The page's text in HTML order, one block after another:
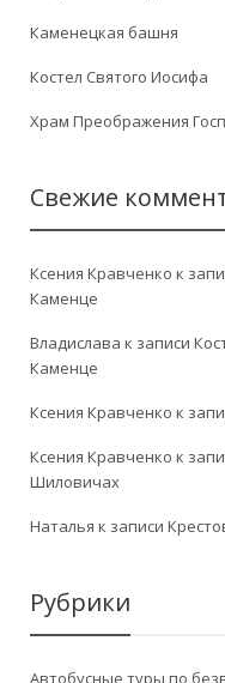
Каменецкая башня
Костел Святого Иосифа
Храм Преображения
Свежие
Ксения Кравченко к
Каменце
Владислава к записи
Каменце
Ксения Кравченко к
Ксения Кравченко к
Шиловичах
Наталья к записи
Рубрики
Автобусные туры по